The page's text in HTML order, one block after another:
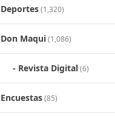
Deportes(1,320)
Don Maqui(1,086)
Revista Digital(6)
Encuestas(85)